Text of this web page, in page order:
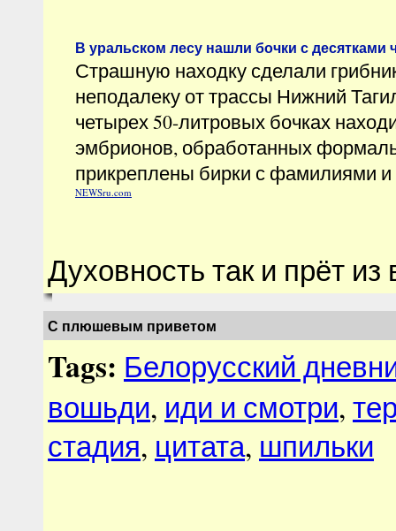
В уральском лесу нашли бочки с десятками
Страшную находку сделали
неподалеку от трассы Нижний
четырех 50-литровых бочках
эмбрионов, обработанных
прикреплены бирки с фамилиями
NEWSru.com
Духовность так и прёт
С плюшевым приветом
Tags: Белорусский
вошьди, иди и смотри,
стадия, цитата, шпильки